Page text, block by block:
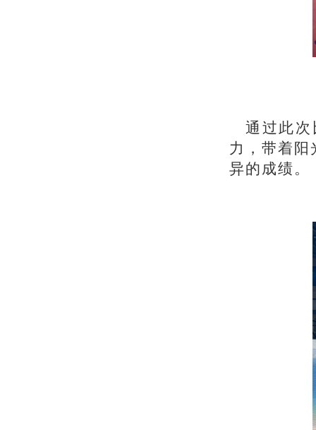
通过此次
力，带着阳
异的成绩。